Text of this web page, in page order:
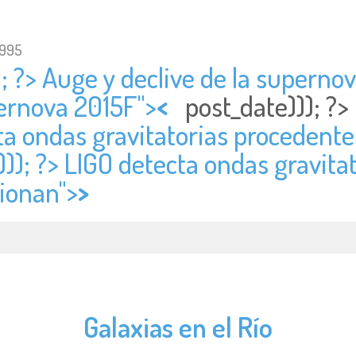
?> Auge y declive de la
2015F">< post_date))); ?>
ondas gravitatorias
?> LIGO detecta ondas
>
Galaxias en el Río